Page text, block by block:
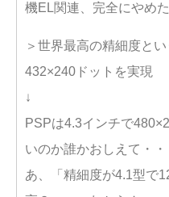
機EL関連、完全にやめ
＞世界最高の精細度と
432×240ドットを実現
↓
PSPは4.3インチで
いのか誰かおしえて・・
あ、「精細度が4.1型で